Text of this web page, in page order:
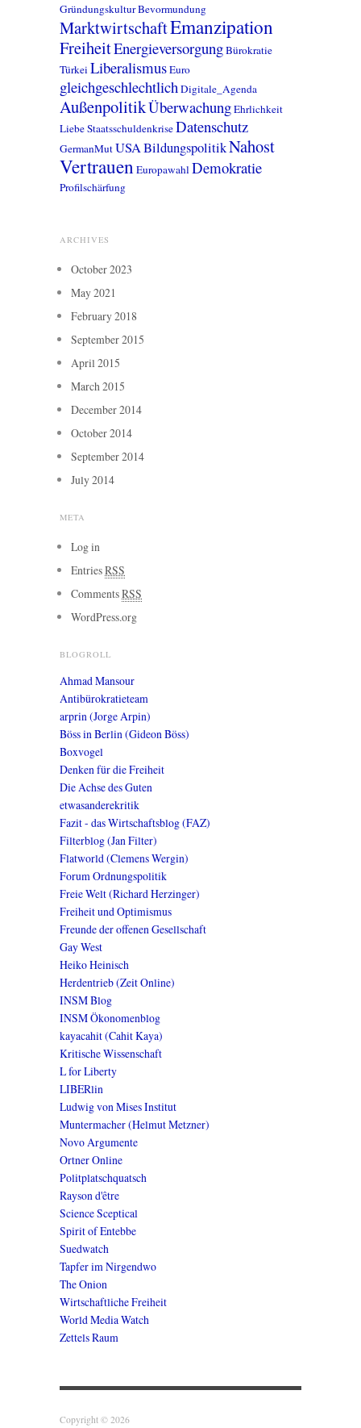
GründungskulturBevormundung
MarktwirtschaftEmanzipation
FreiheitEnergieversorgungBürokratie
Türkei LiberalismusEuro
gleichgeschlechtlich Digitale_Agenda
AußenpolitikÜberwachungEhrlichkeit
LiebeStaatsschuldenkriseDatenschutz
GermanMutUSABildungspolitikNahost
VertrauenEuropawahlDemokratie
Profilschärfung
ARCHIVES
October 2023
May 2021
February 2018
September 2015
April 2015
March 2015
December 2014
October 2014
September 2014
July 2014
META
Log in
EntriesRSS
CommentsRSS
WordPress.org
BLOGROLL
Ahmad Mansour
Antibürokratieteam
arprin (Jorge Arpin)
Böss in Berlin (Gideon Böss)
Boxvogel
Denken für die Freiheit
Die Achse des Guten
etwasanderekritik
Fazit - das Wirtschaftsblog (FAZ)
Filterblog (Jan Filter)
Flatworld (Clemens Wergin)
Forum Ordnungspolitik
Freie Welt (Richard Herzinger)
Freiheit und Optimismus
Freunde der offenen Gesellschaft
Gay West
Heiko Heinisch
Herdentrieb (Zeit Online)
INSM Blog
INSM Ökonomenblog
kayacahit (Cahit Kaya)
Kritische Wissenschaft
L for Liberty
LIBERlin
Ludwig von Mises Institut
Muntermacher (Helmut Metzner)
Novo Argumente
Ortner Online
Politplatschquatsch
Rayson d'être
Science Sceptical
Spirit of Entebbe
Suedwatch
Tapfer im Nirgendwo
The Onion
Wirtschaftliche Freiheit
World Media Watch
Zettels Raum
Copyright © 2026